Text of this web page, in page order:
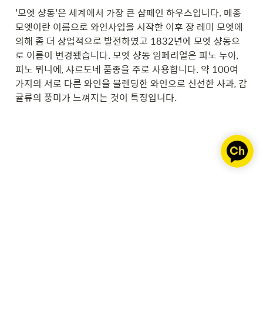
'모엣 샹동'은 세계에서 가장 큰 샴페인 하우스입니다. 메종
모엣이란 이름으로 와인사업을 시작한 이후 장 레미 모엣에
의해 좀 더 상업적으로 발전하였고 1832년에 모엣 샹동으
로 이름이 변경됐습니다. 모엣 샹동 임페리얼은 피노 누아,
피노 뮈니에, 샤르도네 품종을 주로 사용합니다. 약 100여
가지의 서로 다른 와인을 블렌딩한 와인으로 신선한 사과, 감
귤류의 풍미가 느껴지는 것이 특징입니다.